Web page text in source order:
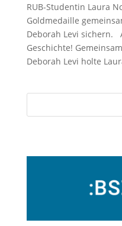
RUB-Studentin Laura
Goldmedaille
Deborah Levi sichern.
Geschichte!
Deborah Levi holte